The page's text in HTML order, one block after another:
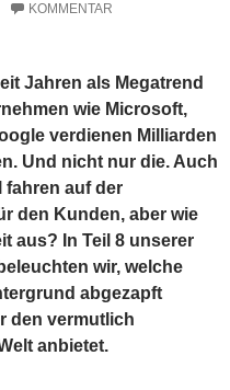
KOMMENTAR
Jahren als Megatrend
wie Microsoft,
verdienen Milliarden
Und nicht nur die. Auch
fahren auf der
den Kunden, aber wie
aus? In Teil 8 unserer
wir, welche
abgezapft
den vermutlich
anbietet.